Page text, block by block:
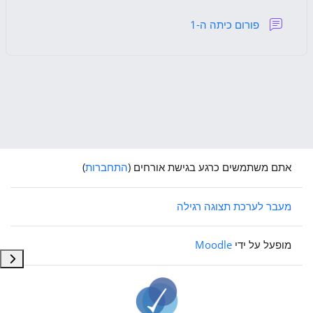
פורום כיתה ה-1
אתם משתמשים כרגע בגישת אורחים (התחברות)
מעבר לערכת תצוגה רגילה
מופעל על ידי Moodle